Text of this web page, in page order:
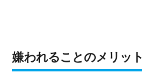
嫌われることのメリット